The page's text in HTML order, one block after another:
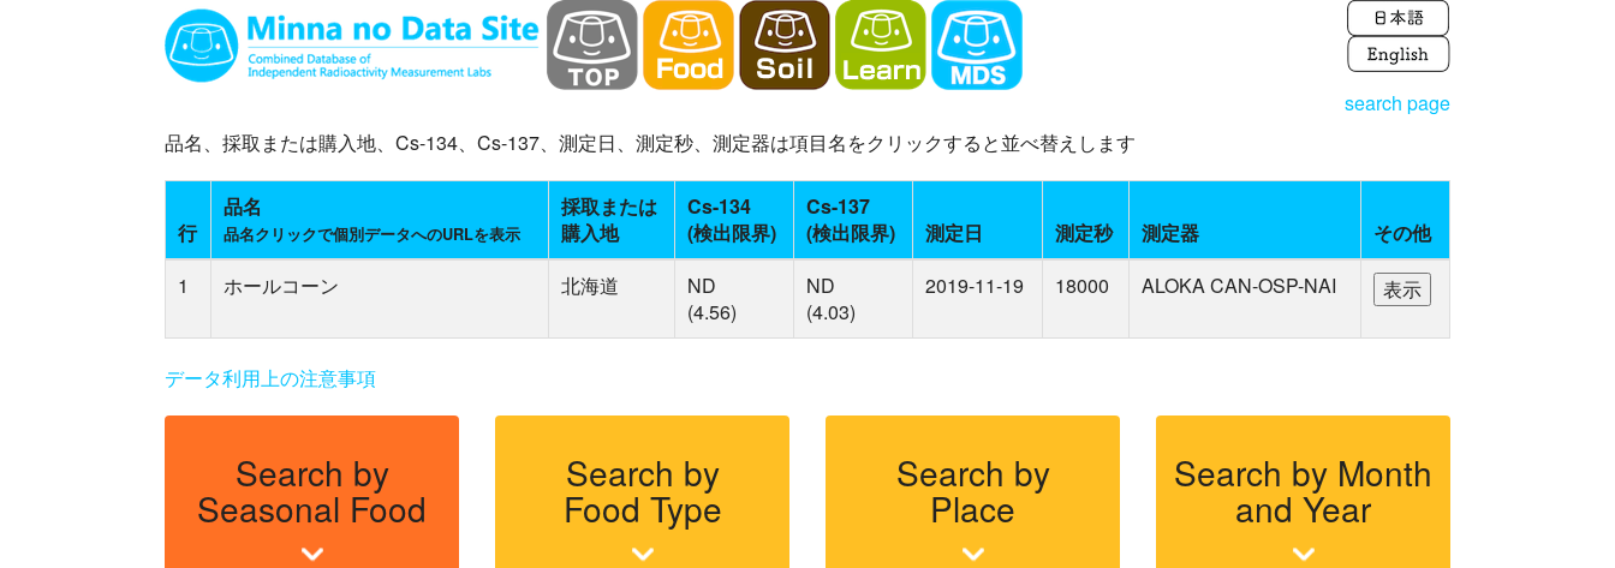
search page
品名、採取または購入地、Cs-134、Cs-137、測定日、測定秒、測定器は項目名をクリックすると並べ替えします
行
品名
品名クリックで個別データへのURLを表示
採取または
購入地
Cs-134
(検出限界)
Cs-137
(検出限界)
測定日 測定秒 測定器
その他
1
ホールコーン 北海道
ND
(4.56)
ND
(4.03)
2019-11-19 18000 ALOKA CAN-OSP-NAI
データ利用上の注意事項
Search by
Seasonal Food
Search by
Food Type
Search by
Place
Search by Month
and Year